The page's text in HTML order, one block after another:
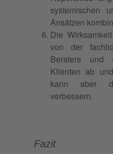
systemischen
Ansätzen
Die
von der
Beraters und
Klienten ab
kann aber
verbessern.
Fazit